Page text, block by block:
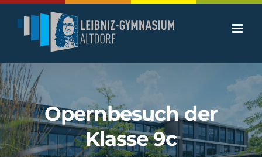
Inhalt
Opernbesuch der
Klasse 9c